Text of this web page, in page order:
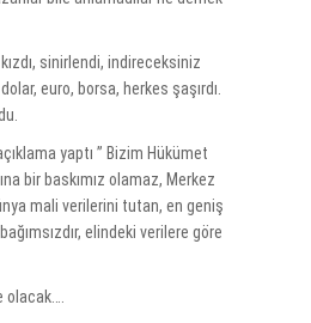
sinirlendi, indireceksiniz
euro, borsa, herkes şaşırdı.
yaptı ” Bizim Hükümet
bir baskımız olamaz, Merkez
mali verilerini tutan, en geniş
elindeki verilere göre
olacak….